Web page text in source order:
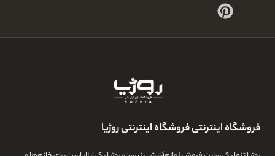
فروشگاه اینترنتی فروشگاه اینترنتی روژیا